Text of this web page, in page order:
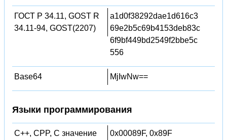
ГОСТ Р 34.11, GOST R
34.11-94, GOST(2207)
a1d0f38292dae1d616c3
69e2b5c69b4153deb83c
6f9bf449bd2549f2bbe5c
556
Base64 MjIwNw==
Языки программирования
C++, CPP, C значение
0x00089F, 0x89F